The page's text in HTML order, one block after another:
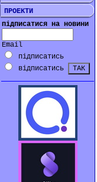
ПРОЕКТИ
підписатися на новини
Email
підписатись
відписатись